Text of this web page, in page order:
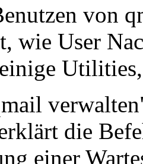
von
wie User
die
einer